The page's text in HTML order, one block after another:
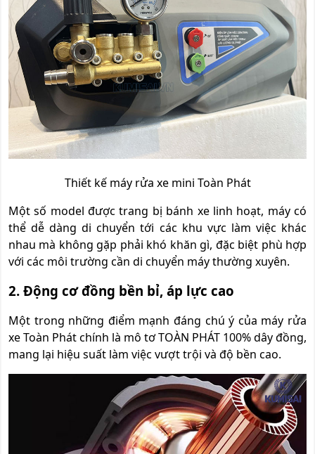
Thiết kế máy rửa xe mini Toàn Phát
Một số model được trang bị bánh xe linh hoạt, máy có
thể dễ dàng di chuyển tới các khu vực làm việc khác
nhau mà không gặp phải khó khăn gì, đặc biệt phù hợp
với các môi trường cần di chuyển máy thường xuyên.
2. Động cơ đồng bền bỉ, áp lực cao
Một trong những điểm mạnh đáng chú ý của máy rửa
xe Toàn Phát chính là mô tơ TOÀN PHÁT 100% dây đồng,
mang lại hiệu suất làm việc vượt trội và độ bền cao.